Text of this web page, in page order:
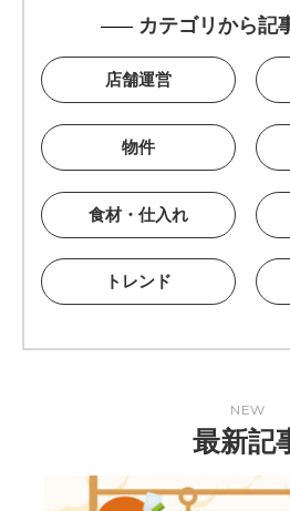
カテゴリから記
店舗運営
物件
食材・仕入れ
トレンド
NEW
最新記